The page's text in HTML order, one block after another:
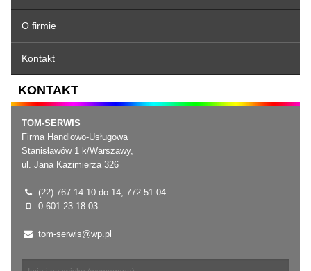
O firmie
Kontakt
KONTAKT
TOM-SERWIS
Firma Handlowo-Usługowa
Stanisławów 1 k/Warszawy,
ul. Jana Kazimierza 326
(22) 767-14-10 do 14, 772-51-04
0-601 23 18 03
tom-serwis@wp.pl